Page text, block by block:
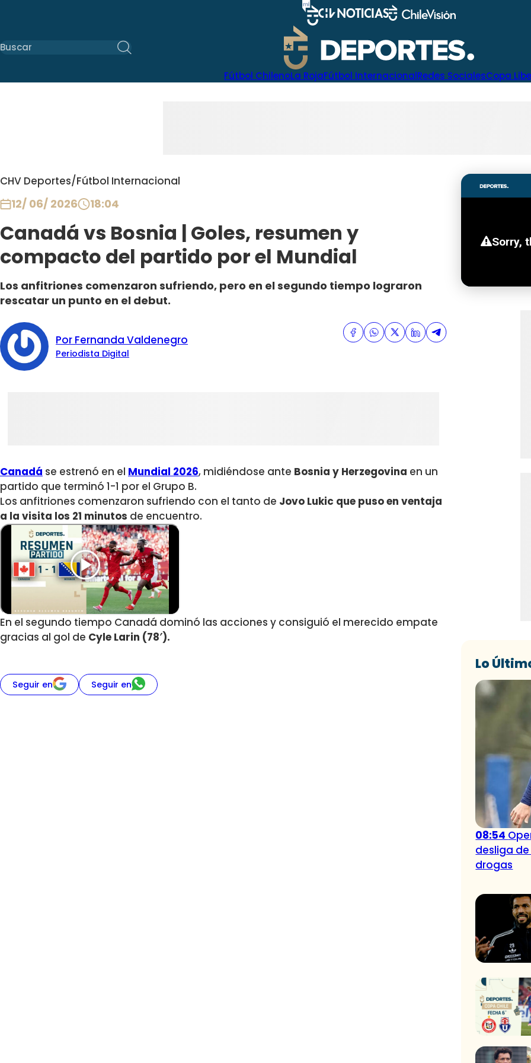
Fútbol ChilenoLa RojaFútbol InternacionalRedes SocialesCopa
CHV Deportes/Fútbol Internacional
12/ 06/ 2026 18:04
Canadá vs Bosnia | Goles, resumen y
compacto del partido por el Mundial
Los anfitriones comenzaron sufriendo, pero en el segundo tiempo lograron
rescatar un punto en el debut.
Por Fernanda Valdenegro
Periodista Digital
Canadá se estrenó en el Mundial 2026, midiéndose ante Bosnia y Herzegovina en un
partido que terminó 1-1 por el Grupo B.
Los anfitriones comenzaron sufriendo con el tanto de Jovo Lukic que puso en ventaja
a la visita los 21 minutos de encuentro.
En el segundo tiempo Canadá dominó las acciones y consiguió el merecido empate
gracias al gol de Cyle Larin (78′).
Seguir en Seguir en
Lo
08:54
desliga
drogas